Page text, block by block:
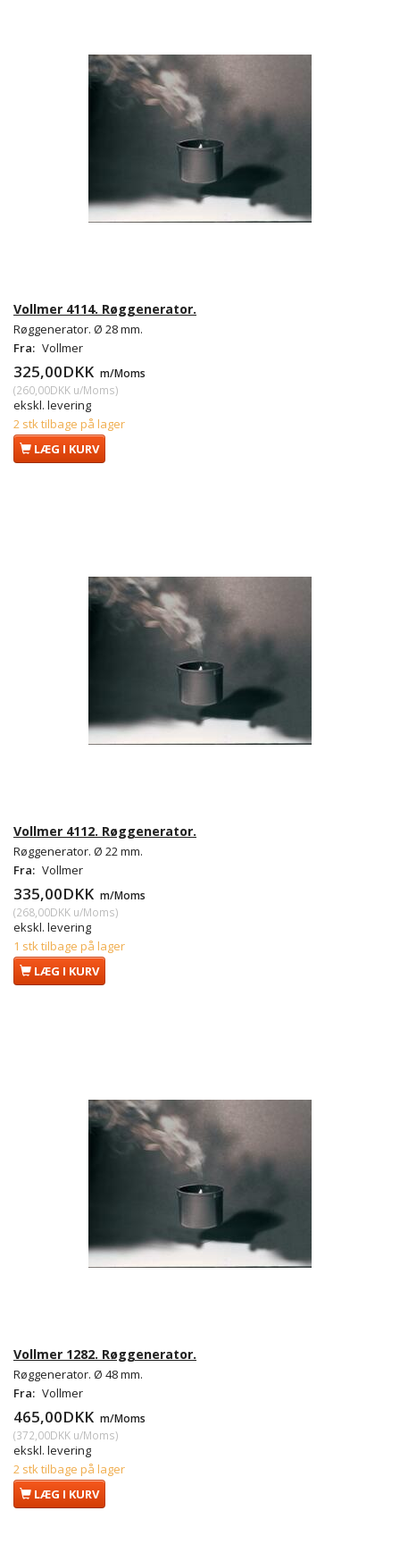
Vollmer 4114. Røggenerator.
Røggenerator. Ø 28 mm.
Fra: Vollmer
325,00DKK m/Moms
(260,00DKK u/Moms)
ekskl. levering
2 stk tilbage på lager
LÆG I KURV
Vollmer 4112. Røggenerator.
Røggenerator. Ø 22 mm.
Fra: Vollmer
335,00DKK m/Moms
(268,00DKK u/Moms)
ekskl. levering
1 stk tilbage på lager
LÆG I KURV
Vollmer 1282. Røggenerator.
Røggenerator. Ø 48 mm.
Fra: Vollmer
465,00DKK m/Moms
(372,00DKK u/Moms)
ekskl. levering
2 stk tilbage på lager
LÆG I KURV